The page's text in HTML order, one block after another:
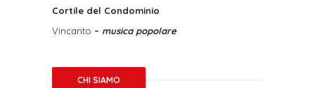
Cortile del Condominio
Vincanto – musica popolare
CHI SIAMO